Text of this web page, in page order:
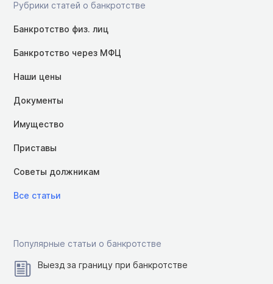
Рубрики статей о банкротстве
Банкротство физ. лиц
Банкротство через МФЦ
Наши цены
Документы
Имущество
Приставы
Советы должникам
Все статьи
Популярные статьи о банкротстве
Выезд за границу при банкротстве